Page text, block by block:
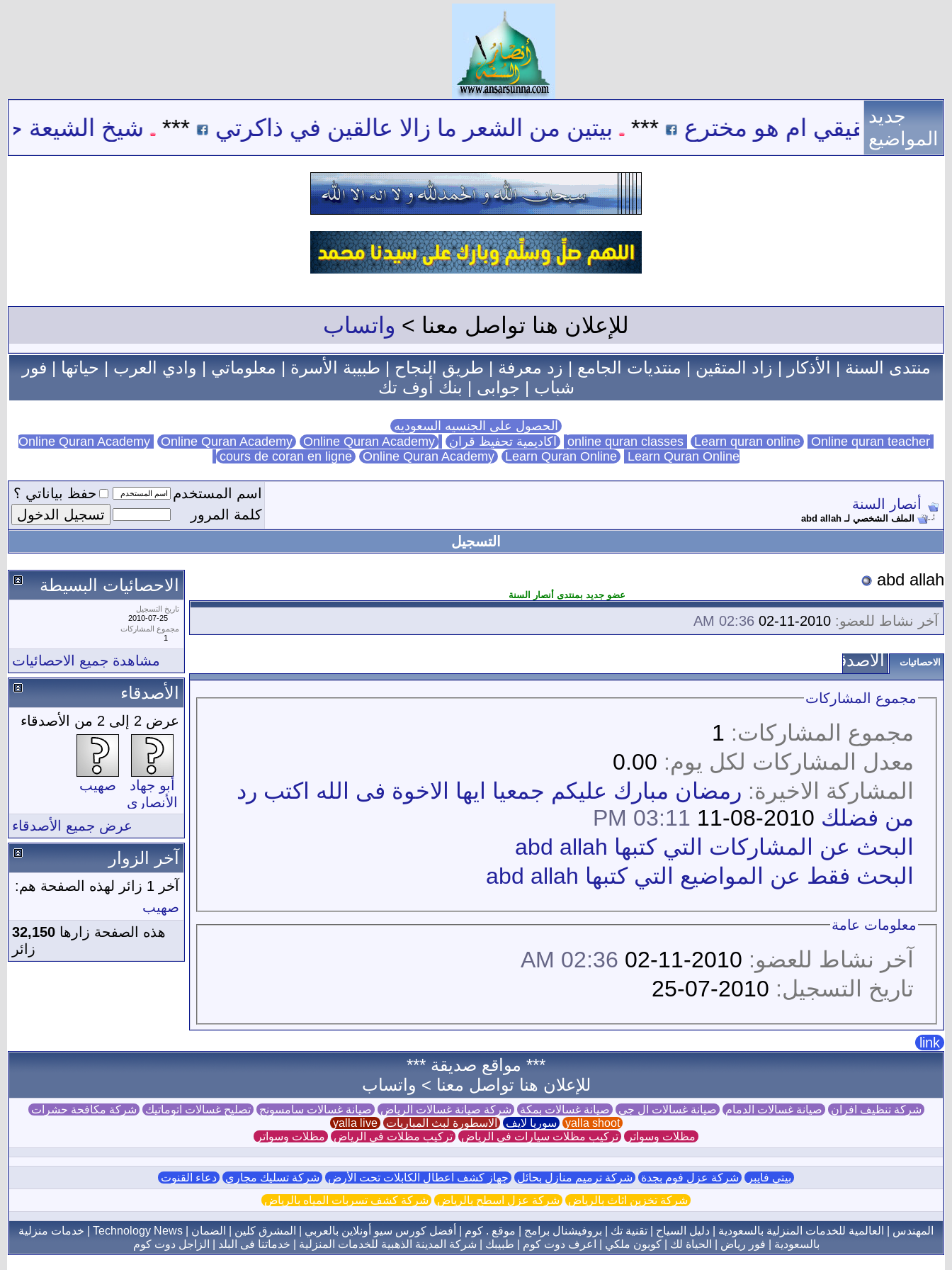
اسم حقيقي ام هو مخترع *** بيتين من الشعر ما زالا عالقين في ذاكرتي *** شيخ الشيعة
جديد
المواضيع
للإعلان هنا تواصل معنا > واتساب
منتدى السنة|الأذكار|زاد المتقين|منتديات الجامع|زد معرفة|طريق النجاح|طبيبة الأسرة|معلوماتي|وادي العرب|حياتها|فور
شباب | جوابى | بنك أوف تك
الحصول على الجنسيه السعوديه
Learn quran online Online quran teacher اكاديمية تحفيظ قران Online Quran Academy Online Quran Academy
cours de coran en ligne Online Quran Academy Learn Quran Online Learn Quran Online
أنصار السنة
الملف الشخصي لـ abd allah
اسم المستخدم
حفظ بياناتي ؟
كلمة المرور
التسجيل
abd allah
عضو جديد بمنتدى أنصار السنة
آخر نشاط للعضو: 02:36 AM
الاحصائيات الأصدقاء
مجموع المشاركات
مجموع المشاركات:
معدل المشاركات لكل يوم:
المشاركة الاخيرة: رمضان مبارك عليكم جمعيا ايها الاخوة فى الله اكتب رد
من فضلك
03:11 PM
البحث عن المشاركات التي كتبها abd allah
البحث فقط عن المواضيع التي كتبها abd allah
معلومات عامة
آخر نشاط للعضو:
02:36 AM
تاريخ التسجيل:
الاحصائيات البسيطة
تاريخ التسجيل
2010-07-25
مجموع المشاركات
1
مشاهدة جميع الاحصائيات
الأصدقاء
عرض 2 إلى 2 من الأصدقاء
أبو جهاد
الأنصاري
صهيب
عرض جميع الأصدقاء
آخر الزوار
آخر 1 زائر لهذه الصفحة هم:
صهيب
هذه الصفحة زارها 32,150
زائر
link
*** مواقع صديقة ***
للإعلان هنا تواصل معنا > واتساب
شركة تنظيف افران صيانة غسالات الدمام صيانة غسالات ال جي صيانة غسالات بمكة شركة صيانة غسالات الرياض صيانة غسالات سامسونج تصليح غسالات اتوماتيك شركة مكافحة حشرات
yalla shoot
سوريا لايف الاسطورة لبث المباريات yalla live
مظلات وسواتر تركيب مظلات سيارات في الرياض تركيب مظلات في الرياض مظلات وسواتر
بيتي فايبر شركة عزل فوم بجدة شركة ترميم منازل بحائل جهاز كشف اعطال الكابلات تحت الأرض شركة تسليك مجاري دعاء القنوت
شركة تخزين اثاث بالرياض شركة عزل اسطح بالرياض شركة كشف تسربات المياه بالرياض
المهندس العالمية للخدمات المنزلية بالسعودية دليل السياح تقنية تك بروفيشنال برامج موقع . كوم أفضل كورس سيو أونلاين بالعربي المشرق كلين الضمان Technology News
خدمات منزلية
بالسعودية
فور رياض الحياة لك |كوبون ملكي اعرف دوت كوم طبيبك شركة المدينة الذهبية للخدمات المنزلية خدماتنا فى البلد الزاجل دوت كوم